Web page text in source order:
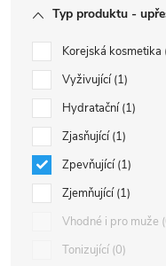
Typ produktu -
Korejská kosmetika
Vyživující 1
Hydratační 1
Zjasňující 1
Zpevňující 1
Zjemňující 1
Vhodné i pro muže
Tonizující 0